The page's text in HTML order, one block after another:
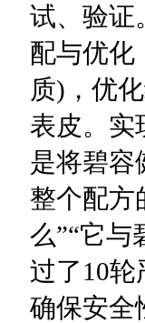
试、验证
配与优
质)，优
表皮。实
是将碧容
整个配方
么”“它
过了10
确保安全